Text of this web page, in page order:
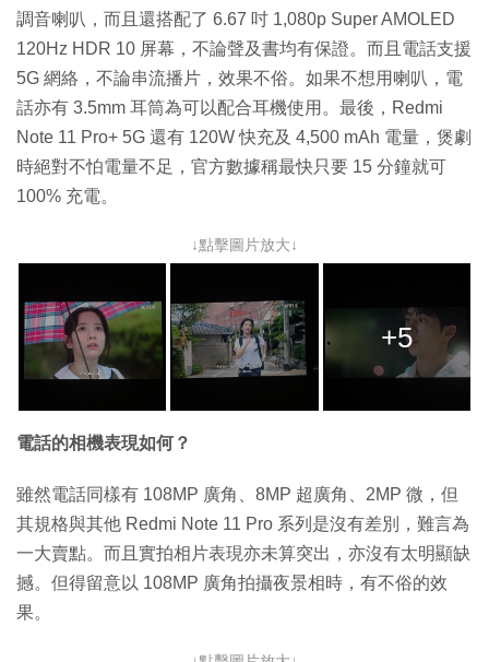
調音喇叭，而且還搭配了 6.67 吋 1,080p Super AMOLED
120Hz HDR 10 屏幕，不論聲及書均有保證。而且電話支援
5G 網絡，不論串流播片，效果不俗。如果不想用喇叭，電
話亦有 3.5mm 耳筒為可以配合耳機使用。最後，Redmi
Note 11 Pro+ 5G 還有 120W 快充及 4,500 mAh 電量，煲劇
時絕對不怕電量不足，官方數據稱最快只要 15 分鐘就可
100% 充電。
↓點擊圖片放大↓
+5
電話的相機表現如何？
雖然電話同樣有 108MP 廣角、8MP 超廣角、2MP 微，但
其規格與其他 Redmi Note 11 Pro 系列是沒有差別，難言為
一大賣點。而且實拍相片表現亦未算突出，亦沒有太明顯缺
撼。但得留意以 108MP 廣角拍攝夜景相時，有不俗的效
果。